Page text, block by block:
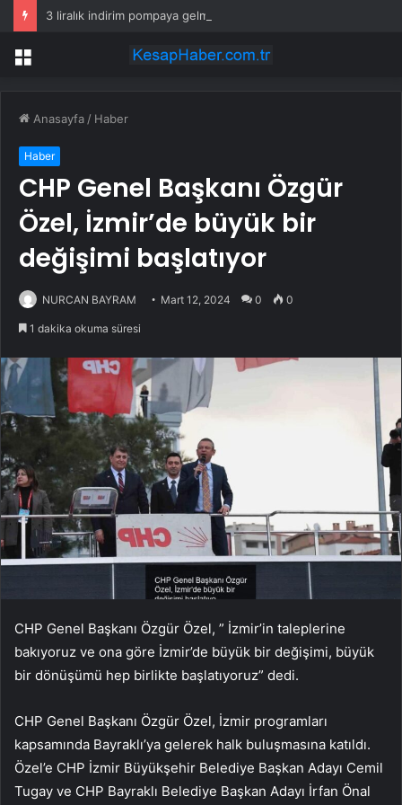
Menü
Anasayfa / Haber
Haber
CHP Genel Başkanı Özgür
Özel, İzmir’de büyük bir
değişimi başlatıyor
NURCAN BAYRAM Mart 12, 2024 0 0
1 dakika okuma süresi
CHP Genel Başkanı Özgür Özel, ” İzmir’in taleplerine
bakıyoruz ve ona göre İzmir’de büyük bir değişimi, büyük
bir dönüşümü hep birlikte başlatıyoruz” dedi.
CHP Genel Başkanı Özgür Özel, İzmir programları
kapsamında Bayraklı’ya gelerek halk buluşmasına katıldı.
Özel’e CHP İzmir Büyükşehir Belediye Başkan Adayı Cemil
Tugay ve CHP Bayraklı Belediye Başkan Adayı İrfan Önal